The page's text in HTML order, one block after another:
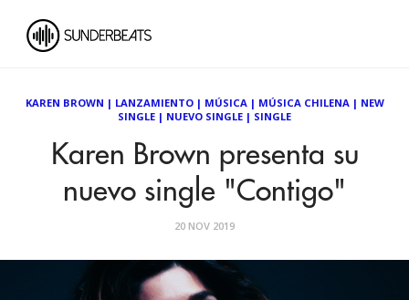
KAREN BROWN | LANZAMIENTO| MÚSICA| MÚSICA CHILENA| NEW
SINGLE | NUEVO SINGLE | SINGLE
Karen Brown presenta su
nuevo single "Contigo"
20 NOV 2019